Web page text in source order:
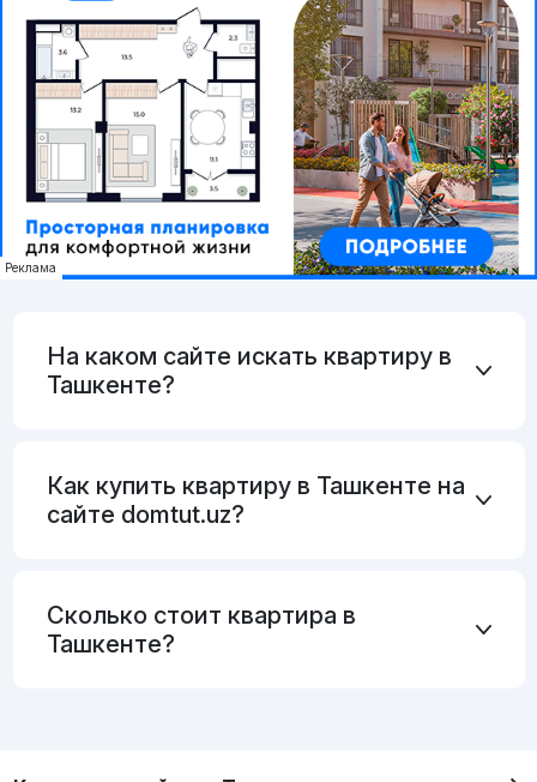
Реклама
На каком сайте искать квартиру в
Ташкенте?
Как купить квартиру в Ташкенте на
сайте domtut.uz?
Сколько стоит квартира в
Ташкенте?